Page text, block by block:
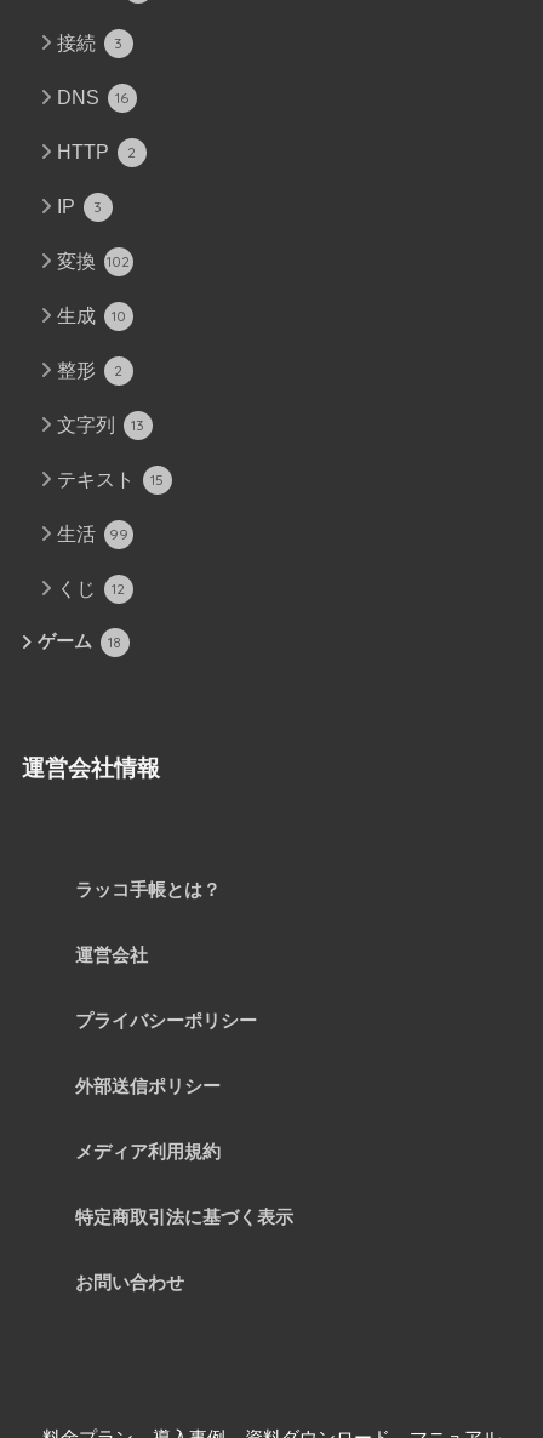
接続 3
DNS 16
HTTP 2
IP 3
変換 102
生成 10
整形 2
文字列 13
テキスト 15
生活 99
くじ 12
ゲーム 18
運営会社情報
ラッコ手帳とは？
運営会社
プライバシーポリシー
外部送信ポリシー
メディア利用規約
特定商取引法に基づく表示
お問い合わせ